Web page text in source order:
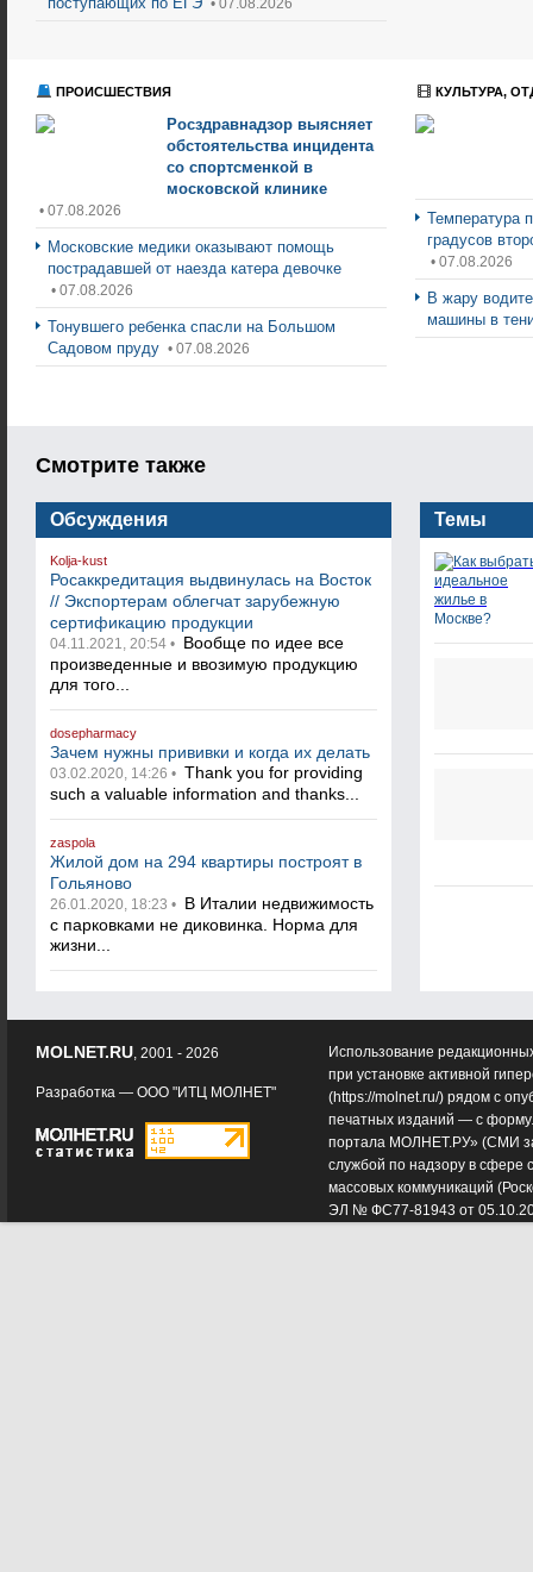
• 07.08.2026
ПРОИСШЕСТВИЯ
Росздравнадзор выясняет
обстоятельства инцидента
со спортсменкой в
московской клинике
• 07.08.2026
Московские медики оказывают помощь
пострадавшей от наезда катера девочке
• 07.08.2026
Тонувшего ребенка спасли на Большом
Садовом пруду • 07.08.2026
КУЛЬТУРА,
Температура
градусов
• 07.08.2026
В жару
машины в
Смотрите также
Обсуждения
Kolja-kust
Росаккредитация выдвинулась на Восток
// Экспортерам облегчат зарубежную
сертификацию продукции
04.11.2021, 20:54 • Вообще по идее все
произведенные и ввозимую продукцию
для того...
dosepharmacy
Зачем нужны прививки и когда их делать
03.02.2020, 14:26 • Thank you for providing
such a valuable information and thanks...
zaspola
Жилой дом на 294 квартиры построят в
Гольяново
26.01.2020, 18:23 • В Италии недвижимость
с парковками не диковинка. Норма для
жизни...
Темы
Использование
при установке активной
(https://molnet.ru/) рядом с
печатных изданий — с
портала МОЛНЕТ.РУ» (СМИ
службой по надзору в сфере
массовых коммуникаций
ЭЛ № ФС77-81943 от
MOLNET.RU, 2001 - 2026
Разработка — ООО "ИТЦ МОЛНЕТ"